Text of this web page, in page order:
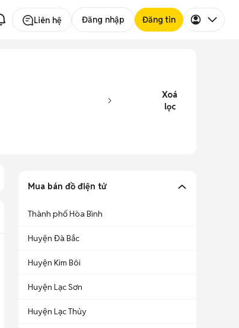
Liên hệ Đăng nhập Đăng tin
Xoá
lọc
Mua bán đồ điện tử
Thành phố Hòa Bình
Huyện Đà Bắc
Huyện Kim Bôi
Huyện Lạc Sơn
Huyện Lạc Thủy